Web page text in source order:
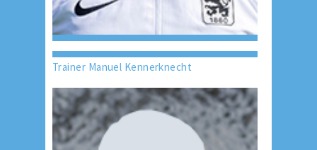
Trainer Manuel Kennerknecht